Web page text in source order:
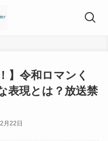
】令和ロマンく
表現とは？放送禁
月22日